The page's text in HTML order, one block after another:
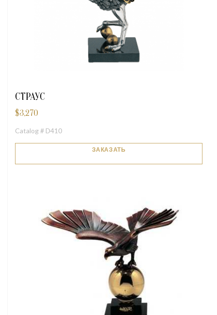
СТРАУС
$3,270
Catalog # D410
ЗАКАЗАТЬ